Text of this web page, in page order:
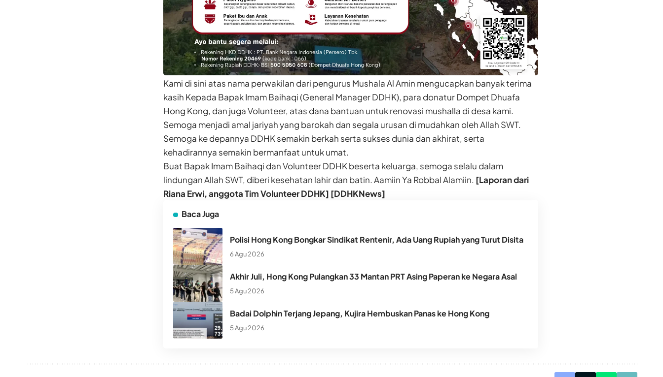
Kami di sini atas nama perwakilan dari pengurus Mushala Al Amin mengucapkan banyak terima
kasih Kepada Bapak Imam Baihaqi (General Manager DDHK), para donaturDompet Dhuafa
Hong Kong, dan juga Volunteer, atas dana bantuan untuk renovasi mushalla di desa kami.
Semoga menjadi amal jariyah yang barokah dan segala urusan di mudahkan oleh Allah SWT.
Semoga ke depannya DDHK semakin berkah serta sukses dunia dan akhirat, serta
kehadirannya semakin bermanfaat untuk umat.
Buat Bapak Imam Baihaqi dan Volunteer DDHK beserta keluarga, semoga selalu dalam
lindungan Allah SWT, diberi kesehatan lahir dan batin. Aamiin Ya Robbal Alamiin. [Laporan dari
Riana Erwi, anggota Tim Volunteer DDHK] [DDHKNews]
Baca Juga
Polisi Hong Kong Bongkar Sindikat Rentenir, Ada Uang Rupiah yang Turut Disita
6 Agu 2026
Akhir Juli, Hong Kong Pulangkan 33 Mantan PRT Asing Paperan ke Negara Asal
5 Agu 2026
Badai Dolphin Terjang Jepang, Kujira Hembuskan Panas ke Hong Kong
5 Agu 2026